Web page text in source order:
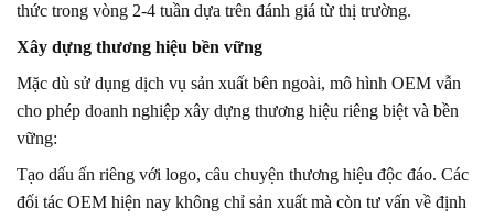
thức trong vòng 2-4 tuần dựa trên đánh giá từ thị trường.
Xây dựng thương hiệu bền vững
Mặc dù sử dụng dịch vụ sản xuất bên ngoài, mô hình OEM vẫn
cho phép doanh nghiệp xây dựng thương hiệu riêng biệt và bền
vững:
Tạo dấu ấn riêng với logo, câu chuyện thương hiệu độc đáo. Các
đối tác OEM hiện nay không chỉ sản xuất mà còn tư vấn về định